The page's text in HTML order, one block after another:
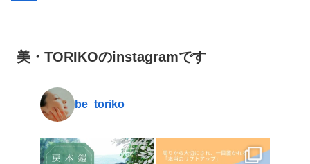
美・TORIKOのinstagramです
be_toriko